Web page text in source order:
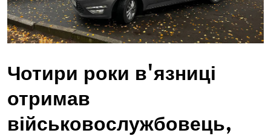
Чотири роки в'язниці
отримав
військовослужбовець,